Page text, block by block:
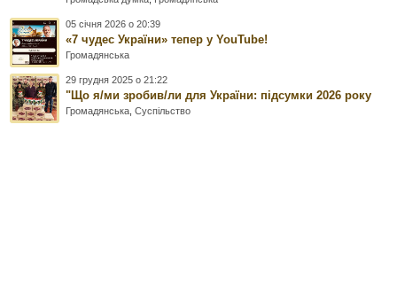
05 січня 2026 о 20:39
«7 чудес України» тепер у YouTube!
Громадянська
29 грудня 2025 о 21:22
"Що я/ми зробив/ли для України: підсумки 2026 року
Громадянська ,Суспільство